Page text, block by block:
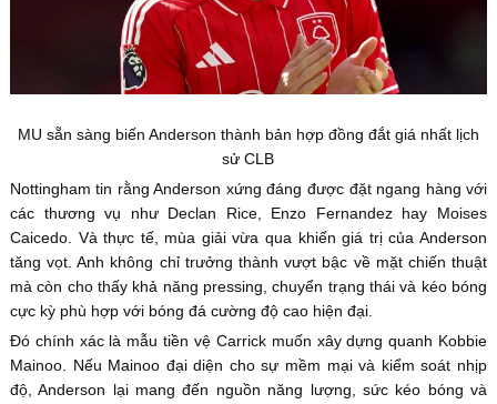
MU sẵn sàng biến Anderson thành bản hợp đồng đắt giá nhất lịch
sử CLB
Nottingham tin rằng Anderson xứng đáng được đặt ngang hàng với
các thương vụ như Declan Rice, Enzo Fernandez hay Moises
Caicedo. Và thực tế, mùa giải vừa qua khiến giá trị của Anderson
tăng vọt. Anh không chỉ trưởng thành vượt bậc về mặt chiến thuật
mà còn cho thấy khả năng pressing, chuyển trạng thái và kéo bóng
cực kỳ phù hợp với bóng đá cường độ cao hiện đại.
Đó chính xác là mẫu tiền vệ Carrick muốn xây dựng quanh Kobbie
Mainoo. Nếu Mainoo đại diện cho sự mềm mại và kiểm soát nhịp
độ, Anderson lại mang đến nguồn năng lượng, sức kéo bóng và